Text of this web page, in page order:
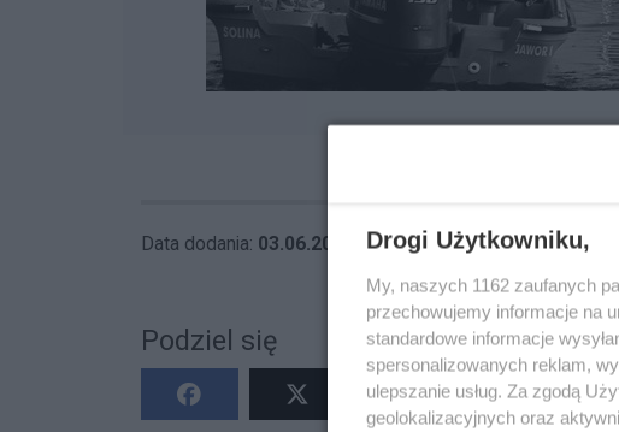
Data dodania: 03.06.2026 14:41
Podziel się
Drogi Użytkowniku,
My, naszych 1162 zaufanych
przechowujemy informacje na
standardowe informacje
spersonalizowanych reklam,
ulepszanie usług. Za zgodą
geolokalizacyjnych oraz